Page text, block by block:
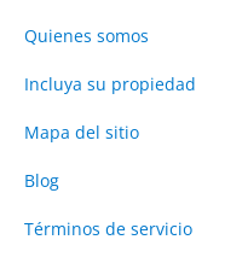
Quienes somos
Incluya su propiedad
Mapa del sitio
Blog
Términos de servicio